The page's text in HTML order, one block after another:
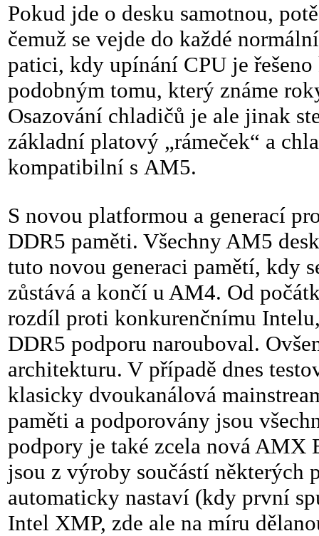
Pokud jde o desku samotnou,
čemuž se vejde do každé
patici, kdy upínání CPU je
podobným tomu, který známe
Osazování chladičů je ale jinak
základní platový „rámeček“ a
kompatibilní s AM5.
S novou platformou a generací
DDR5 paměti. Všechny AM5
tuto novou generaci pamětí, kdy
zůstává a končí u AM4. Od
rozdíl proti konkurenčnímu
DDR5 podporu narouboval.
architekturu. V případě dnes
klasicky dvoukanálová
paměti a podporovány jsou
podpory je také zcela nová AMX
jsou z výroby součástí některých
automaticky nastaví (kdy první
Intel XMP, zde ale na míru